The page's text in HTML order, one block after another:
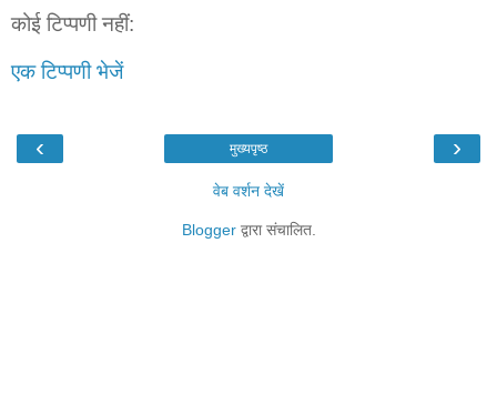
कोई टिप्पणी नहीं:
एक टिप्पणी भेजें
‹ ›
मुख्यपृष्ठ
वेब वर्शन देखें
Bloggerद्वारा संचालित.